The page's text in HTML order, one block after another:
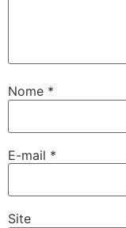
Nome *
E-mail *
Site